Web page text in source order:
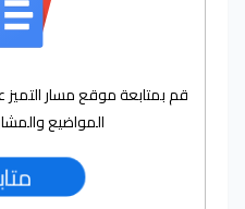
قم بمتابعة موقع مسار
المواضيع